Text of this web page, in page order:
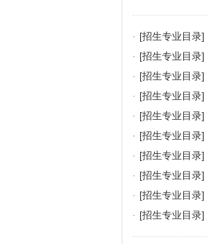
· [招生专业目录]
· [招生专业目录]
· [招生专业目录]
· [招生专业目录]
· [招生专业目录]
· [招生专业目录]
· [招生专业目录]
· [招生专业目录]
· [招生专业目录]
· [招生专业目录]